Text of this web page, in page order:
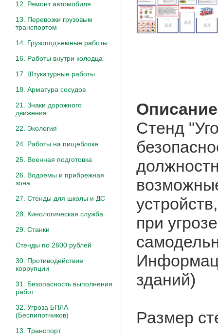
12. Ремонт автомобиля
13. Перевозки грузовым
транспортом
14. Грузоподъемные работы
16. Работы внутри колодца
17. Штукатурные работы
18. Арматура сосудов
21. Знаки дорожного
движения
22. Экология
24. Работы на пищеблоке
25. Военная подготовка
26. Водоемы и прибрежная
зона
27. Стенды для школы и ДС
28. Кинологическая служба
29. Станки
Стенды по 2600 рублей
30. Противодействие
коррупции
31. Безопасность выполнения
работ
32. Угроза БПЛА
(Беспилотников)
13. Транспорт
Стенд
при
зданий)
Размер